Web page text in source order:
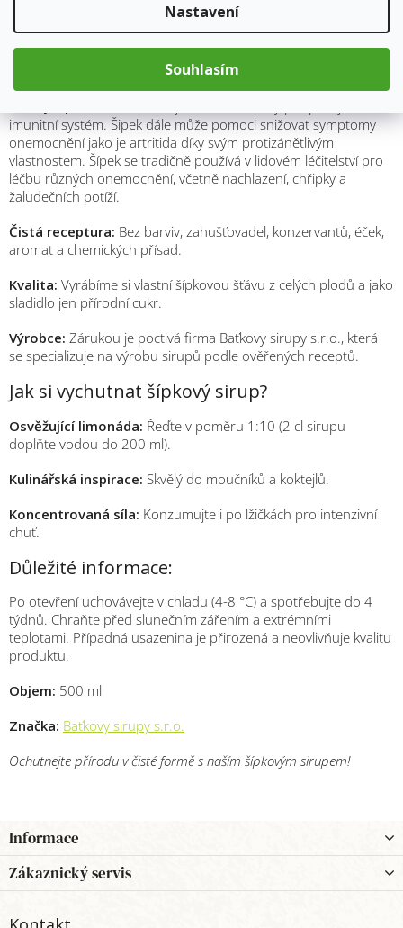
Nastavení
Souhlasím
Proč si vybrat náš šípkový sirup?
Autentická chuť:Minimálně 55% obsahu tvoří čistá šípková
imunitní systém. Šipek dále může pomoci snižovat symptomy
onemocnění jako je artritida díky svým protizánětlivým
vlastnostem. Šípek se tradičně používá v lidovém léčitelství pro
léčbu různých onemocnění, včetně nachlazení, chřipky a
žaludečních potíží.
Čistá receptura: Bez barviv, zahušťovadel, konzervantů, éček,
aromat a chemických přísad.
Kvalita: Vyrábíme si vlastní šípkovou šťávu z celých plodů a jako
sladidlo jen přírodní cukr.
Výrobce: Zárukou je poctivá firma Baťkovy sirupy s.r.o., která
se specializuje na výrobu sirupů podle ověřených receptů.
Jak si vychutnat šípkový sirup?
Osvěžující limonáda: Řeďte v poměru 1:10 (2 cl sirupu
doplňte vodou do 200 ml).
Kulinářská inspirace: Skvělý do moučníků a koktejlů.
Koncentrovaná síla: Konzumujte i po lžičkách pro intenzivní
chuť.
Důležité informace:
Po otevření uchovávejte v chladu (4-8 °C) a spotřebujte do 4
týdnů. Chraňte před slunečním zářením a extrémními
teplotami. Případná usazenina je přirozená a neovlivňuje kvalitu
produktu.
Objem: 500 ml
Značka: Baťkovy sirupy s.r.o.
Ochutnejte přírodu v čisté formě s naším šípkovým sirupem!
á
p
a
Informace
Zákaznický servis